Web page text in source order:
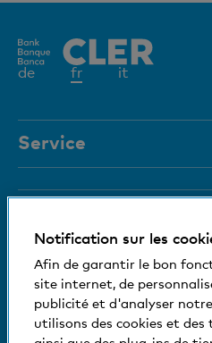
de frElément
it
Service
Magazine
Organes de direction
Medias
+41 (0)800 88 99 66
Nous nous tenons à
Aide et contact
Informations
Notification sur les
Afin de garantir le bon
site internet, de
publicité et d'analyser
utilisons des cookies et